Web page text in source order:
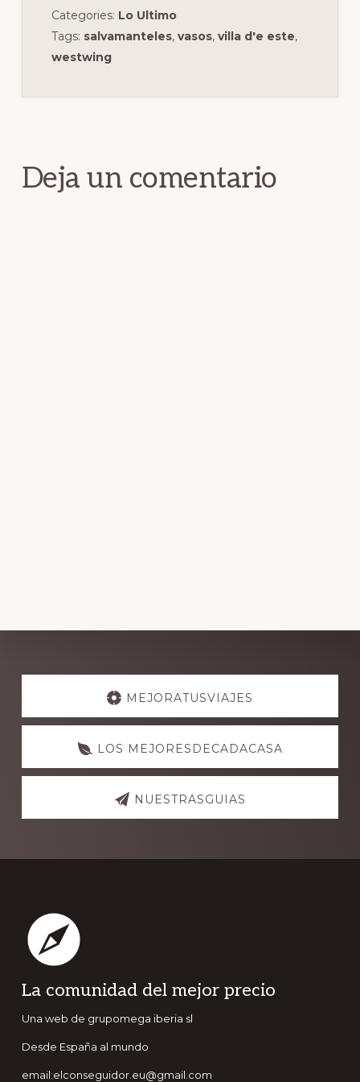
Categories: Lo Ultimo
Tags: salvamanteles, vasos, villa d'e este,
westwing
los
lectores
Deja un comentario
Explore
MEJORATUSVIAJES
LOS MEJORESDECADACASA
NUESTRASGUIAS
Footer
La comunidad del mejor precio
Una web de grupomega iberia sl
Desde España al mundo
email:elconseguidor.eu@gmail.com